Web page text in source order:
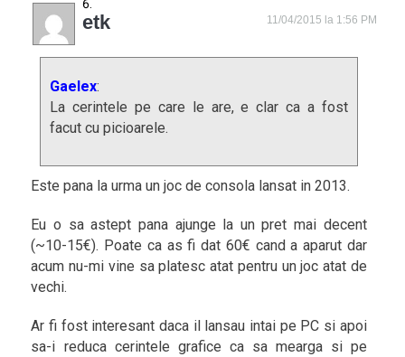
etk 11/04/2015 la 1:56 PM
Gaelex:
La cerintele pe care le are, e clar ca a fost
facut cu picioarele.
Este pana la urma un joc de consola lansat in 2013.
Eu o sa astept pana ajunge la un pret mai decent
(~10-15€). Poate ca as fi dat 60€ cand a aparut dar
acum nu-mi vine sa platesc atat pentru un joc atat de
vechi.
Ar fi fost interesant daca il lansau intai pe PC si apoi
sa-i reduca cerintele grafice ca sa mearga si pe